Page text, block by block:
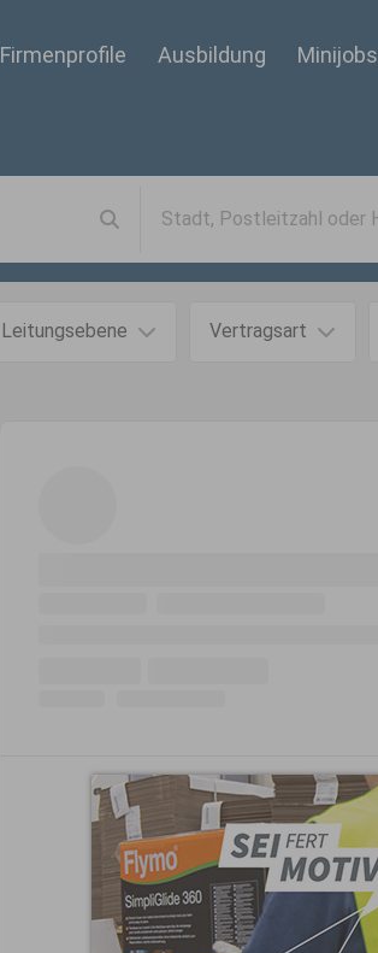
Firmenprofile Ausbildung Minijobs
Leitungsebene Vertragsart